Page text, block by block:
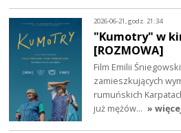
2026-06-21, godz. 21:34
"Kumotry" w
[ROZMOWA]
Film Emilii
zamieszkujących
rumuńskich
już mężów… »